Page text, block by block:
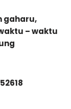
gaharu,
– waktu